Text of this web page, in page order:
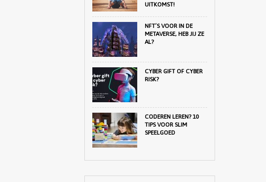
UITKOMST!
NFT’S VOOR IN DE
METAVERSE, HEB JIJ ZE
AL?
CYBER GIFT OF CYBER
RISK?
CODEREN LEREN? 10
TIPS VOOR SLIM
SPEELGOED